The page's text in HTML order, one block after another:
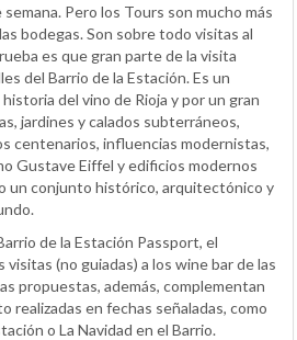
Pero los Tours son mucho más
bodegas. Son sobre todo visitas al
es que gran parte de la visita
del Barrio de la Estación. Es un
del vino de Rioja y por un gran
jardines y calados subterráneos,
centenarios, influencias modernistas,
Gustave Eiffel y edificios modernos
un conjunto histórico, arquitectónico y
de la Estación Passport, el
(no guiadas) a los wine bar de las
propuestas, además, complementan
realizadas en fechas señaladas, como
o La Navidad en el Barrio.